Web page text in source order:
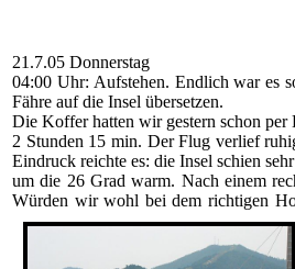
21.7.05 Donnerstag
04:00 Uhr: Aufstehen. Endlich war es
Fähre auf die Insel übersetzen.
Die Koffer hatten wir gestern schon
2 Stunden 15 min. Der Flug verlief
Eindruck reichte es: die Insel schien
um die 26 Grad warm. Nach einem
Würden wir wohl bei dem richtigen